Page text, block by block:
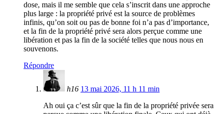
dose, mais il me semble que cela s’inscrit dans une approche
plus large : la propriété privé est la source de problèmes
infinis, qu’on soit ou pas de bonne foi n’a pas d’importance,
et la fin de la propriété privé sera alors perçue comme une
libération et pas la fin de la société telles que nous nous en
souvenons.
Répondre
h16 13 mai 2026, 11 h 11 min
Ah oui ça c’est sûr que la fin de la propriété privée sera